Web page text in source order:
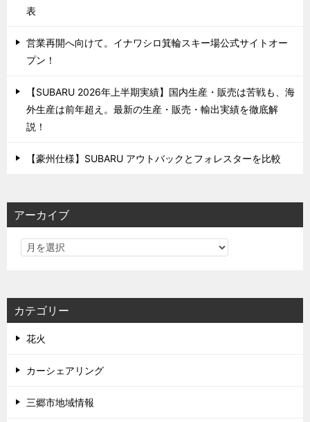
表
営業再開へ向けて。イナワシロ箕輪スキー場公式サイトオー
プン！
【SUBARU 2026年上半期実績】国内生産・販売は苦戦も、海
外生産は前年超え。最新の生産・販売・輸出実績を徹底解
説！
【豪州仕様】SUBARU アウトバックとフォレスターを比較
アーカイブ
カテゴリー
花火
カーシェアリング
三郷市地域情報